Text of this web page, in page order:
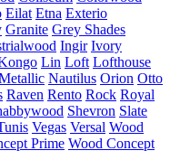
Eilat Etna Exterio
Granite Grey Shades
Ingir Ivory
Lin Loft Lofthouse
Nautilus Orion Otto
Raven Rento Rock Royal
Shevron Slate
Vegas Versal Wood
Prime Wood Concept